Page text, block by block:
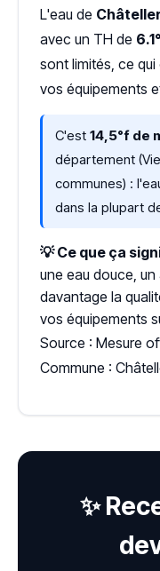
L'eau de
avec un TH de
sont limités, ce
vos équipements
C'est 14,5°f de
département
communes) :
dans la plupart
💡 Ce que ça
une eau douce,
davantage la
vos équipements
Source : Mesure
Commune :
✨